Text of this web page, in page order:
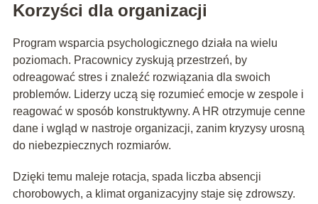
Korzyści dla organizacji
Program wsparcia psychologicznego działa na wielu
poziomach. Pracownicy zyskują przestrzeń, by
odreagować stres i znaleźć rozwiązania dla swoich
problemów. Liderzy uczą się rozumieć emocje w zespole i
reagować w sposób konstruktywny. A HR otrzymuje cenne
dane i wgląd w nastroje organizacji, zanim kryzysy urosną
do niebezpiecznych rozmiarów.
Dzięki temu maleje rotacja, spada liczba absencji
chorobowych, a klimat organizacyjny staje się zdrowszy.